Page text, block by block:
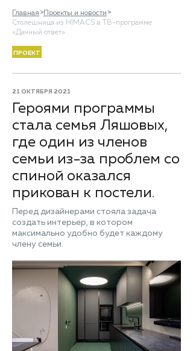
Главная
Проекты и новости
Столешница из HIMACS в ТВ-программе
«Дачный ответ»
ПРОЕКТ
21 ОКТЯБРЯ 2021
Героями программы
стала семья Ляшовых,
где один из членов
семьи из-за проблем со
спиной оказался
прикован к постели.
Перед дизайнерами стояла задача
создать интерьер, в котором
максимально удобно будет каждому
члену семьи.